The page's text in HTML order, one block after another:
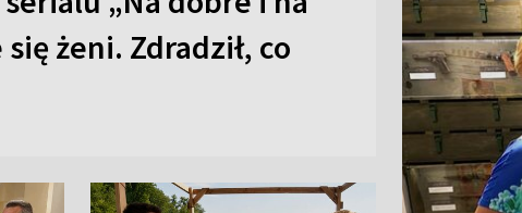
się żeni. Zdradził, co